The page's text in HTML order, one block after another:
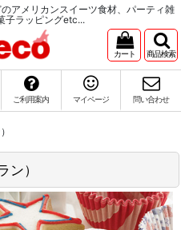
アメリカンスイーツ食材、パーティ雑
子ラッピングetc...
カート 商品検索
ご利用案内 マイページ 問い合わせ
）